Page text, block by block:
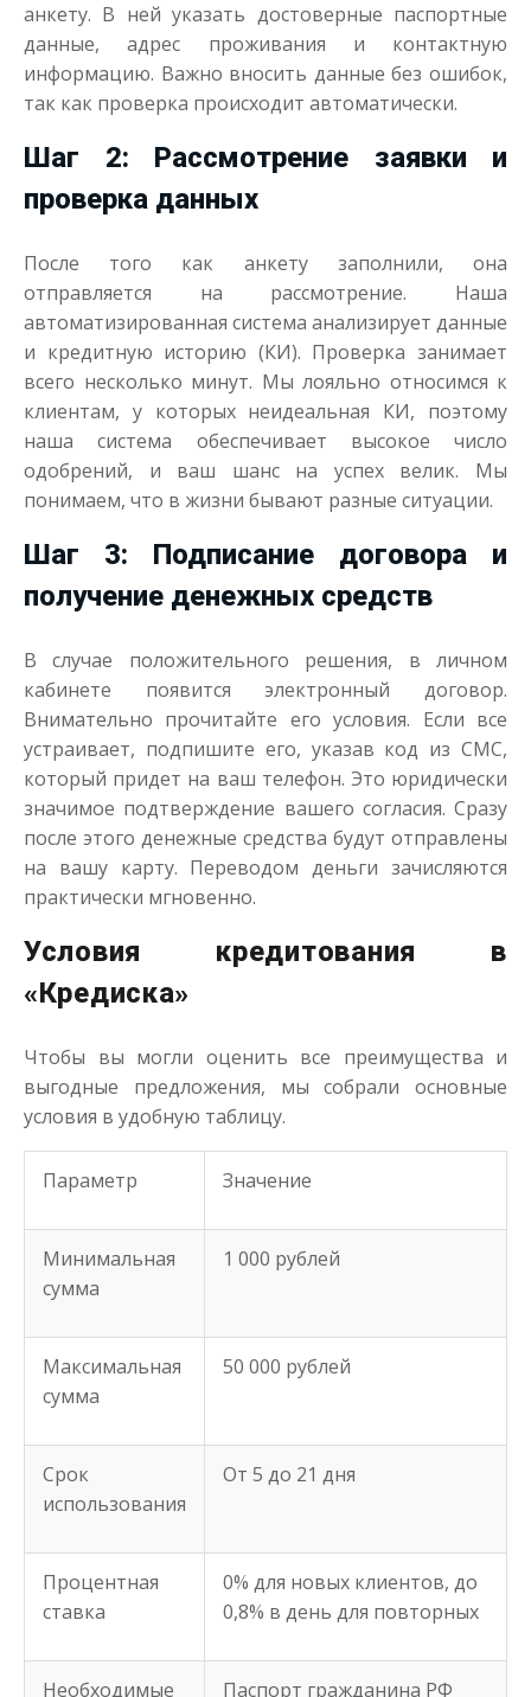
анкету. В ней указать достоверные паспортные
данные, адрес проживания и контактную
информацию. Важно вносить данные без ошибок,
так как проверка происходит автоматически.
Шаг 2: Рассмотрение заявки и
проверка данных
После того как анкету заполнили, она
отправляется на рассмотрение. Наша
автоматизированная система анализирует данные
и кредитную историю (КИ). Проверка занимает
всего несколько минут. Мы лояльно относимся к
клиентам, у которых неидеальная КИ, поэтому
наша система обеспечивает высокое число
одобрений, и ваш шанс на успех велик. Мы
понимаем, что в жизни бывают разные ситуации.
Шаг 3: Подписание договора и
получение денежных средств
В случае положительного решения, в личном
кабинете появится электронный договор.
Внимательно прочитайте его условия. Если все
устраивает, подпишите его, указав код из СМС,
который придет на ваш телефон. Это юридически
значимое подтверждение вашего согласия. Сразу
после этого денежные средства будут отправлены
на вашу карту. Переводом деньги зачисляются
практически мгновенно.
Условия кредитования в
«Кредиска»
Чтобы вы могли оценить все преимущества и
выгодные предложения, мы собрали основные
условия в удобную таблицу.
Параметр Значение
Минимальная
сумма
1 000 рублей
Максимальная
сумма
50 000 рублей
Срок
использования
От 5 до 21 дня
Процентная
ставка
0% для новых клиентов, до
0,8% в день для повторных
Необходимые Паспорт гражданина РФ